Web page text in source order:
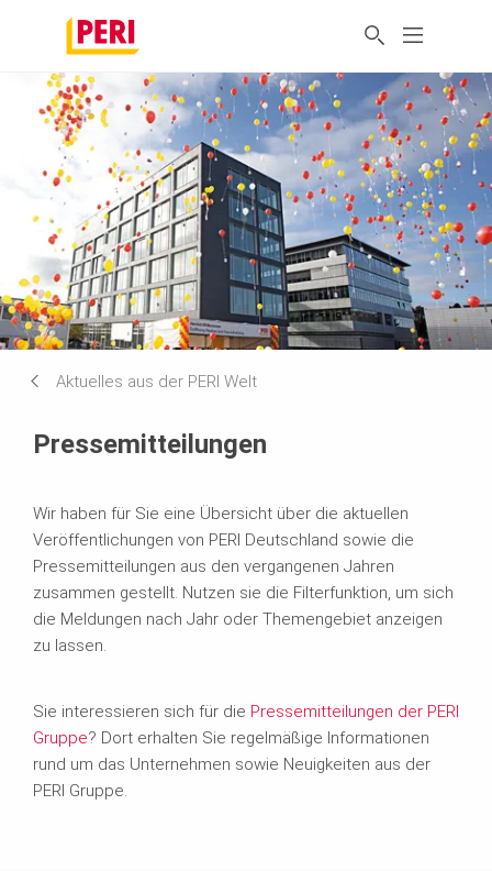
Aktuelles aus der PERI Welt
Pressemitteilungen
Wir haben für Sie eine Übersicht über die aktuellen
Veröffentlichungen von PERI Deutschland sowie die
Pressemitteilungen aus den vergangenen Jahren
zusammen gestellt. Nutzen sie die Filterfunktion, um sich
die Meldungen nach Jahr oder Themengebiet anzeigen
zu lassen.
Sie interessieren sich für die Pressemitteilungen der PERI
Gruppe? Dort erhalten Sie regelmäßige Informationen
rund um das Unternehmen sowie Neuigkeiten aus der
PERI Gruppe.